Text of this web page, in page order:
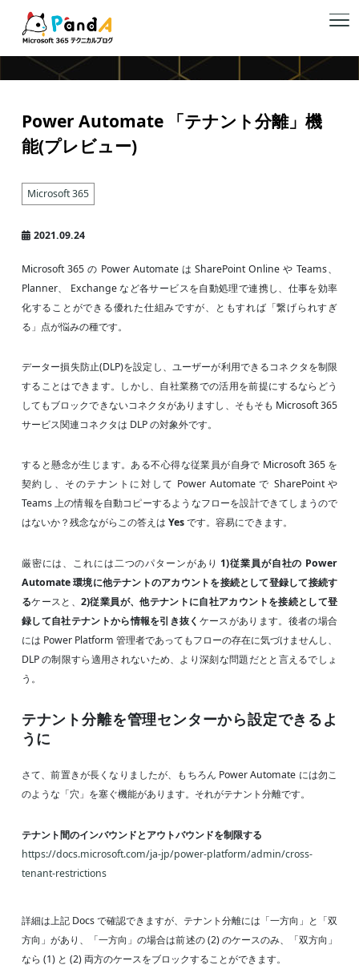
Microsoft 365
Power Automate 「テナント分離」機
能(プレビュー)
Microsoft 365
2021.09.24
Microsoft 365 の Power Automate は SharePoint Online や Teams、
Planner、 Exchange など各サービスを自動処理で連携し、仕事を効率
化することができる優れた仕組みですが、ともすれば「繋げられすぎ
る」点が悩みの種です。
データー損失防止(DLP)を設定し、ユーザーが利用できるコネクタを制限
することはできます。しかし、自社業務での活用を前提にするならどう
してもブロックできないコネクタがありますし、そもそも Microsoft 365
サービス関連コネクタは DLP の対象外です。
すると懸念が生じます。ある不心得な従業員が自身で Microsoft 365 を
契約し、そのテナントに対して Power Automate で SharePoint や
Teams 上の情報を自動コピーするようなフローを設計できてしまうので
はないか？残念ながらこの答えは Yesです。容易にできます。
厳密には、これには二つのパターンがあり 1)従業員が自社の Power
Automate 環境に他テナントのアカウントを接続として登録して接続す
るケースと、2)従業員が、他テナントに自社アカウントを接続として登
録して自社テナントから情報を引き抜く ケースがあります。後者の場合
には Power Platform 管理者であってもフローの存在に気づけませんし、
DLP の制限すら適用されないため、より深刻な問題だとと言えるでしょ
う。
テナント分離を管理センターから設定できるよ
うに
さて、前置きが長くなりましたが、もちろん Power Automate には勿こ
のような「穴」を塞ぐ機能があります。それがテナント分離です。
テナント間のインバウンドとアウトバウンドを制限する
https://docs.microsoft.com/ja-jp/power-platform/admin/cross-
tenant-restrictions
詳細は上記 Docs で確認できますが、テナント分離には「一方向」と「双
方向」があり、「一方向」の場合は前述の (2) のケースのみ、「双方向」
なら (1) と (2) 両方のケースをブロックすることができます。